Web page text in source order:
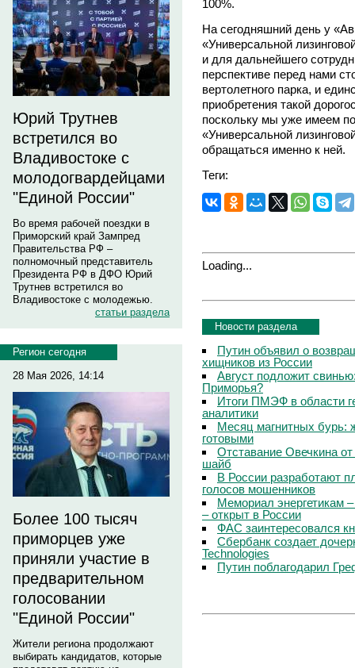
Юрий Трутнев
встретился во
Владивостоке с
молодогвардейцами
"Единой России"
Во время рабочей поездки в
Приморский край Зампред
Правительства РФ –
полномочный представитель
Президента РФ в ДФО Юрий
Трутнев встретился во
Владивостоке с молодежью.
статьи раздела
Регион сегодня
28 Мая 2026, 14:14
Более 100 тысяч
приморцев уже
приняли участие в
предварительном
голосовании
"Единой России"
Жители региона продолжают
выбирать кандидатов, которые
100%.
На сегодняшний день у
«Универсальной
и для дальнейшего
перспективе перед нами
вертолетного парка, и
приобретения такой
поскольку мы уже имеем
«Универсальной
обращаться именно к ней.
Теги:
Loading...
Новости раздела
Путин объявил о
хищников из России
Август подложит
Приморья?
Итоги ПМЭФ в области
аналитики
Месяц магнитных бурь:
готовыми
Отставание Овечкина
шайб
В России разработают
голосов мошенников
Мемориал энергетикам
– открыт в России
ФАС заинтересовался
Сбербанк создает
Technologies
Путин поблагодарил